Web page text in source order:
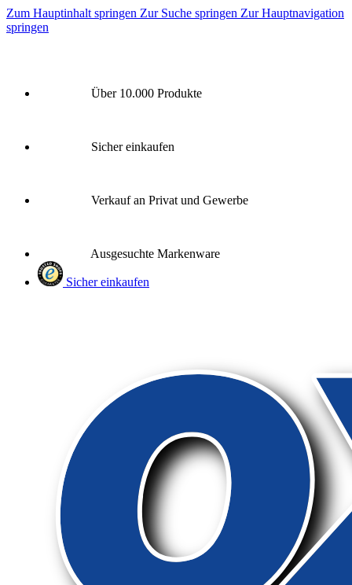
Zum Hauptinhalt springen Zur Suche springen Zur Hauptnavigation
springen
Über 10.000 Produkte
Sicher einkaufen
Verkauf an Privat und Gewerbe
Ausgesuchte Markenware
Sicher einkaufen